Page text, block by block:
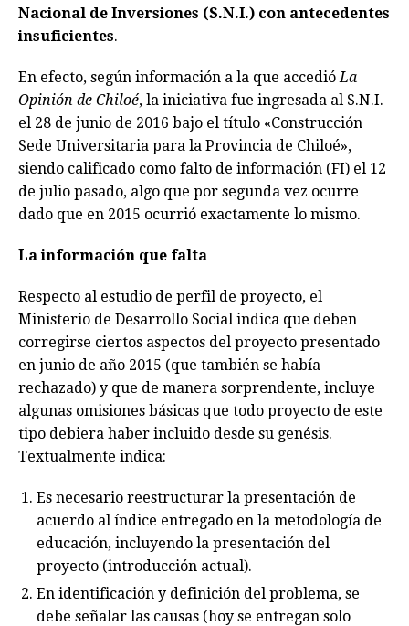
Nacional de Inversiones (S.N.I.) con antecedentes
insuficientes.
En efecto, según información a la que accedióLa
Opinión de Chiloé, la iniciativa fue ingresada al S.N.I.
el 28 de junio de 2016 bajo el título «Construcción
Sede Universitaria para la Provincia de Chiloé»,
siendo calificado como falto de información (FI) el 12
de julio pasado, algo que por segunda vez ocurre
dado que en 2015 ocurrió exactamente lo mismo.
La información que falta
Respecto al estudio de perfil de proyecto, el
Ministerio de Desarrollo Social indica que deben
corregirse ciertos aspectos del proyecto presentado
en junio de año 2015 (que también se había
rechazado) y que de manera sorprendente, incluye
algunas omisiones básicas que todo proyecto de este
tipo debiera haber incluido desde su genésis.
Textualmente indica:
Es necesario reestructurar la presentación de
acuerdo al índice entregado en la metodología de
educación, incluyendo la presentación del
proyecto (introducción actual).
En identificación y definición del problema, se
debe señalar las causas (hoy se entregan solo